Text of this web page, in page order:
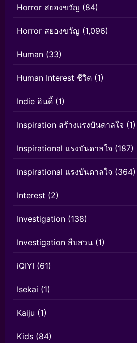
Horror สยองขวัญ (84)
Horror สยองขวัญ (1,096)
Human (33)
Human Interest ชีวิต (1)
Indie อินดี้ (1)
Inspiration สร้างแรงบันดาลใจ (1)
Inspirational แรงบันดาลใจ (187)
Inspirational แรงบันดาลใจ (364)
Interest (2)
Investigation (138)
Investigation สืบสวน (1)
iQIYI (61)
Isekai (1)
Kaiju (1)
Kids (84)